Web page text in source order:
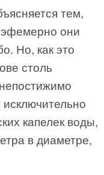
тем,
эфемерно они
Но, как это
столь
исключительно
капелек воды,
в диаметре,